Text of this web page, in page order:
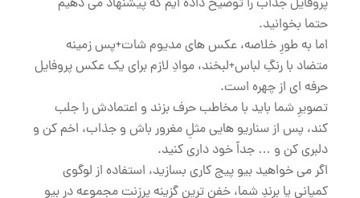
پروفایل جذاب را توضیح داده ایم که پیشنهاد می دهیم
حتما بخوانید.
اما به طورِ خلاصه، عکس های مدیوم شات+پس زمینه
متضاد با رنگِ لباس+لبخند، موادِ لازم برای یک عکس پروفایل
حرفه ای از چهره است.
تصویرِ شما باید با مخاطب حرف بزند و اعتمادش را جلب
کند، پس از سناریو هایی مثلِ مغرور باش و جذاب، اخم کن و
دلبری کن و … جداً خود داری کنید.
اگر می خواهید بیو پیج کاری بسازید، استفاده از لوگوی
کمپانی یا برندِ شما، خفن ترین گزینه پرزنت مجموعه در بیو